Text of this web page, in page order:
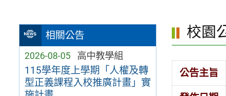
相關公告
2026-08-05 高中教學組
115學年度上學期「人權及轉
型正義課程入校推廣計畫」實
校園
公告主旨